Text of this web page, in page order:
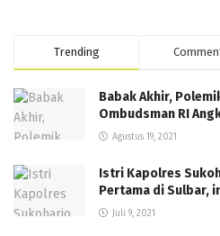
Trending
Babak Akhir,
Ombudsman RI
Agustus 19, 2021
Istri Kapolres
Pertama di Sulbar,
Juli 9, 2021